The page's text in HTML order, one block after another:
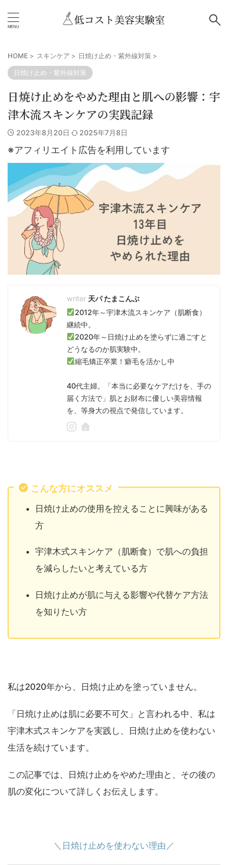
HOME > スキンケア > 日焼け止め・紫外線対策 >
日焼け止め・紫外線対策
日焼け止めをやめた理由と肌への影響：宇
津木流スキンケアの実践記録
2023年8月20日 2025年7月8日
※アフィリエイト広告を利用しています
天パ たまこんぶ
2012年～宇津木流スキンケア（肌断食）
継続中。
2020年～日焼け止めを塗らずに過ごすと
どうなるのか肌実験中。
縮毛矯正卒業！癖毛を活かし中
40代主婦。「本当に必要なケアだけを、手の
届く方法で」肌とお財布に優しい美容情報
を、等身大の視点で発信しています。
こんな方にオススメ
日焼け止めの使用を控えることに興味がある
方
宇津木式スキンケア（肌断食）で肌への負担
を減らしたいと考えている方
日焼け止めが肌に与える影響や代替ケア方法
を知りたい方
私は2020年から、日焼け止めを塗っていません。
「日焼け止めは肌に必要不可欠」と言われる中、私は
宇津木式スキンケアを実践し、日焼け止めを使わない
生活を続けています。
この記事では、日焼け止めをやめた理由と、その後の
肌の変化について詳しくお伝えします。
＼日焼け止めを使わない理由／